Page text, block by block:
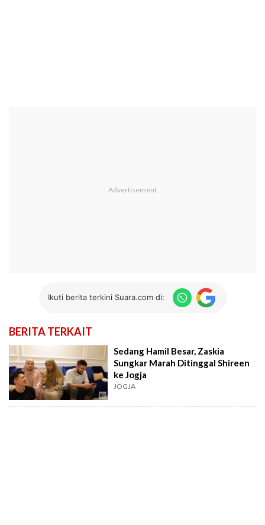
Ikuti berita terkini Suara.com di:
BERITA TERKAIT
Sedang Hamil Besar, Zaskia
Sungkar Marah Ditinggal Shireen
ke Jogja
JOGJA